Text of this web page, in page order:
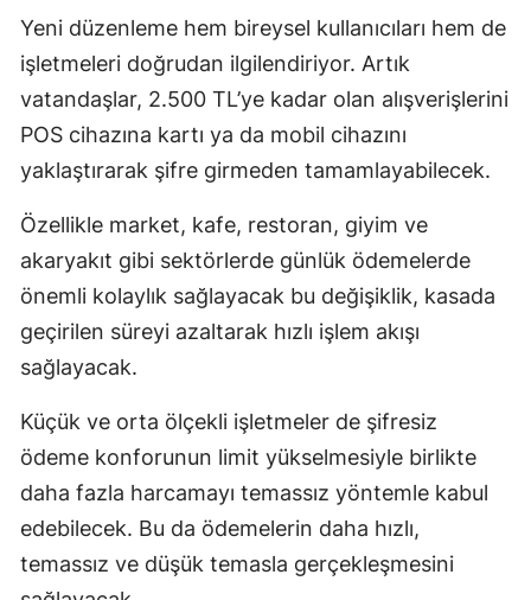
Yeni düzenleme hem bireysel kullanıcıları hem de
işletmeleri doğrudan ilgilendiriyor. Artık
vatandaşlar, 2.500 TL’ye kadar olan alışverişlerini
POS cihazına kartı ya da mobil cihazını
yaklaştırarak şifre girmeden tamamlayabilecek.
Özellikle market, kafe, restoran, giyim ve
akaryakıt gibi sektörlerde günlük ödemelerde
önemli kolaylık sağlayacak bu değişiklik, kasada
geçirilen süreyi azaltarak hızlı işlem akışı
sağlayacak.
Küçük ve orta ölçekli işletmeler de şifresiz
ödeme konforunun limit yükselmesiyle birlikte
daha fazla harcamayı temassız yöntemle kabul
edebilecek. Bu da ödemelerin daha hızlı,
temassız ve düşük temasla gerçekleşmesini